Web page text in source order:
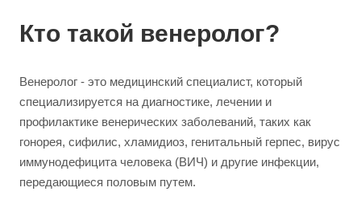
Кто такой венеролог?
Венеролог - это медицинский специалист, который
специализируется на диагностике, лечении и
профилактике венерических заболеваний, таких как
гонорея, сифилис, хламидиоз, генитальный герпес, вирус
иммунодефицита человека (ВИЧ) и другие инфекции,
передающиеся половым путем.